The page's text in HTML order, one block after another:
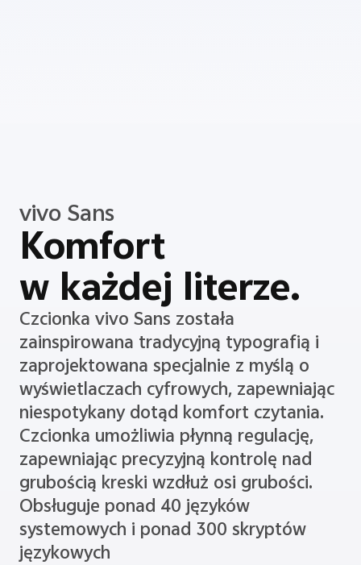
vivo Sans
Komfort
w każdej literze.
Czcionka vivo Sans została
zainspirowana tradycyjną typografią i
zaprojektowana specjalnie z myślą o
wyświetlaczach cyfrowych, zapewniając
niespotykany dotąd komfort czytania.
Czcionka umożliwia płynną regulację,
zapewniając precyzyjną kontrolę nad
grubością kreski wzdłuż osi grubości.
Obsługuje ponad 40 języków
systemowych i ponad 300 skryptów
językowych